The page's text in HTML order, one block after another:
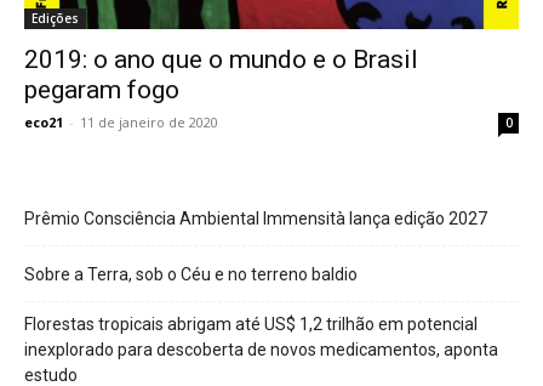
Edições
2019: o ano que o mundo e o Brasil
pegaram fogo
eco21 - 11 de janeiro de 2020 0
Prêmio Consciência Ambiental Immensità lança edição 2027
Sobre a Terra, sob o Céu e no terreno baldio
Florestas tropicais abrigam até US$ 1,2 trilhão em potencial
inexplorado para descoberta de novos medicamentos, aponta
estudo